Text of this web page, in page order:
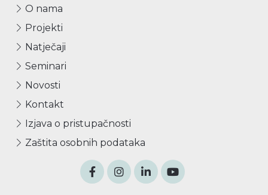
O nama
Projekti
Natječaji
Seminari
Novosti
Kontakt
Izjava o pristupačnosti
Zaštita osobnih podataka